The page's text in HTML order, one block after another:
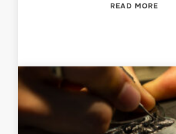
READ MORE